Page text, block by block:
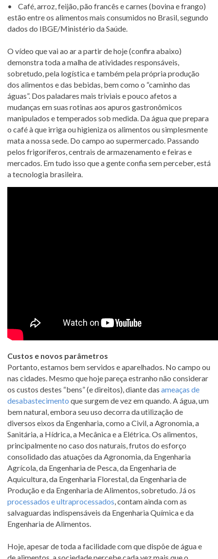
• Café, arroz, feijão, pão francês e carnes (bovina e frango)
estão entre os alimentos mais consumidos no Brasil, segundo
dados do IBGE/Ministério da Saúde.
O vídeo que vai ao ar a partir de hoje (confira abaixo)
demonstra toda a malha de atividades responsáveis,
sobretudo, pela logística e também pela própria produção
dos alimentos e das bebidas, bem como o “caminho das
águas”. Dos paladares mais triviais e pouco afetos a
mudanças em suas rotinas aos apuros gastronômicos
manipulados e temperados sob medida. Da água que prepara
o café à que irriga ou higieniza os alimentos ou simplesmente
mata a nossa sede. Do campo ao supermercado. Passando
pelos frigoríferos, centrais de armazenamento e feiras e
mercados. Em tudo isso que a gente confia sem perceber, está
a tecnologia brasileira.
Custos e novos parâmetros
Portanto, estamos bem servidos e aparelhados. No campo ou
nas cidades. Mesmo que hoje pareça estranho não considerar
os custos destes “bens” (e direitos), diante das ameaças de
desabastecimento que surgem de vez em quando. A água, um
bem natural, embora seu uso decorra da utilização de
diversos eixos da Engenharia, como a Civil, a Agronomia, a
Sanitária, a Hídrica, a Mecânica e a Elétrica. Os alimentos,
principalmente no caso dos naturais, frutos do esforço
consolidado das atuações da Agronomia, da Engenharia
Agrícola, da Engenharia de Pesca, da Engenharia de
Aquicultura, da Engenharia Florestal, da Engenharia de
Produção e da Engenharia de Alimentos, sobretudo. Já os
processados e ultraprocessados , contam ainda com as
salvaguardas indispensáveis da Engenharia Química e da
Engenharia de Alimentos.
Hoje, apesar de toda a facilidade com que dispõe de água e